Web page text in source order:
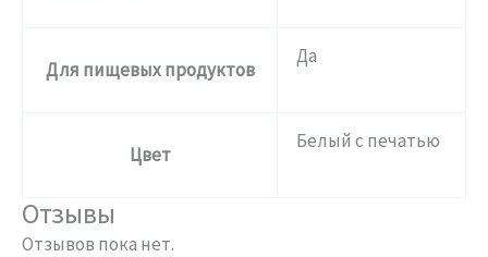
Для пищевых продуктов
Да
Цвет
Белый с печатью
Отзывы
Отзывов пока нет.